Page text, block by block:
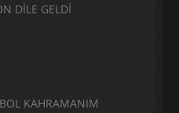
DİLE GELDİ
KAHRAMANIM